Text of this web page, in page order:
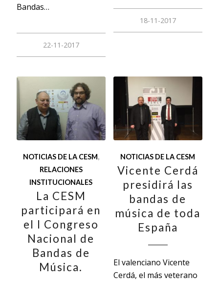
Bandas…
22-11-2017
18-11-2017
NOTICIAS DE LA CESM,
RELACIONES
INSTITUCIONALES
La CESM
participará en
el I Congreso
Nacional de
Bandas de
Música.
NOTICIAS DE LA CESM
Vicente Cerdá
presidirá las
bandas de
música de toda
España
El valenciano Vicente
Cerdá, el más veterano